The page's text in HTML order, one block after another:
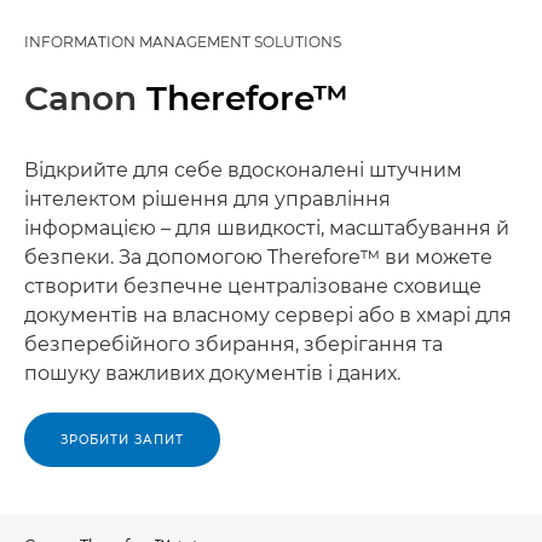
INFORMATION MANAGEMENT SOLUTIONS
Canon Therefore™
Відкрийте для себе вдосконалені штучним
інтелектом рішення для управління
інформацією – для швидкості, масштабування й
безпеки. За допомогою Therefore™ ви можете
створити безпечне централізоване сховище
документів на власному сервері або в хмарі для
безперебійного збирання, зберігання та
пошуку важливих документів і даних.
ЗРОБИТИ ЗАПИТ